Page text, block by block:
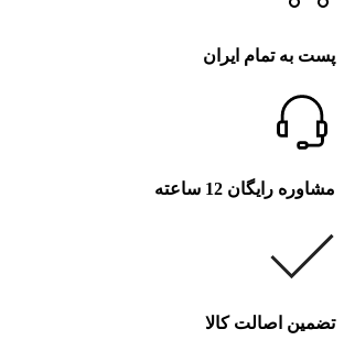
پست به تمام ایران
مشاوره رایگان 12 ساعته
تضمین اصالت کالا